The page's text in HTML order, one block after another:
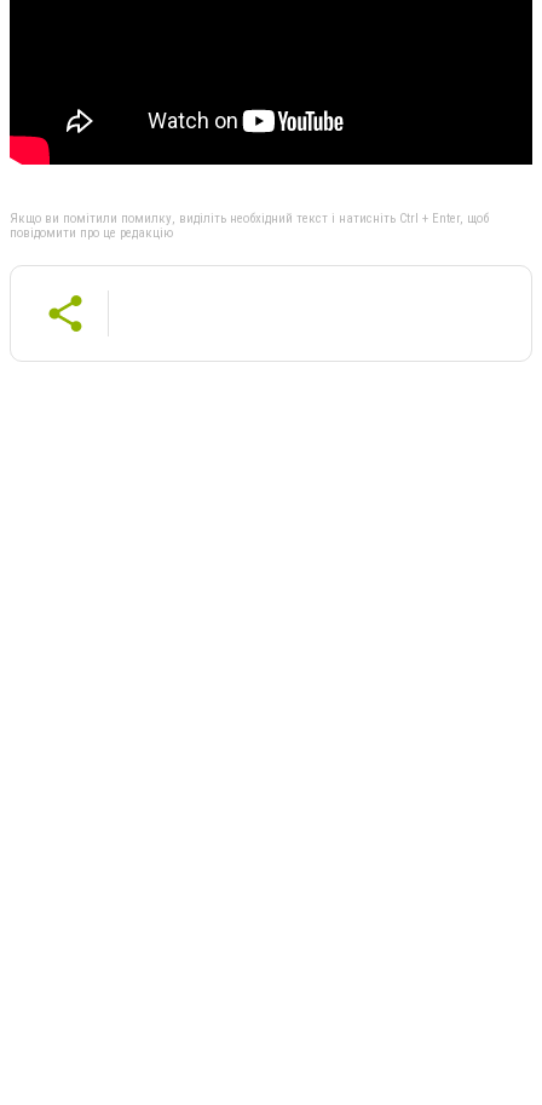
Якщо ви помітили помилку, виділіть необхідний текст і натисніть Ctrl + Enter, щоб
повідомити про це редакцію